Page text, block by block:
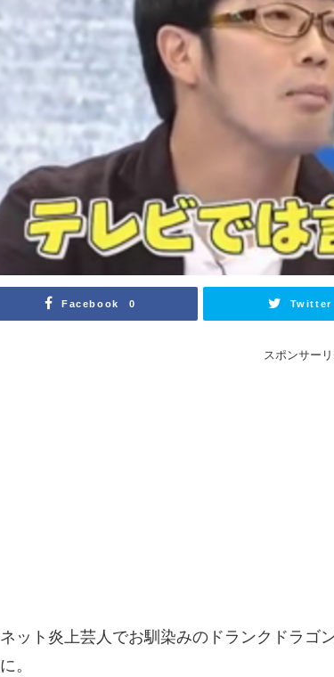
Facebook 0 Twitter
スポンサー
ネット炎上芸人でお馴染みのドランクドラゴ
に。